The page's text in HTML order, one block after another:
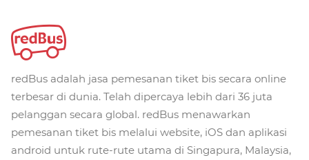
redBus adalah jasa pemesanan tiket bis secara online
terbesar di dunia. Telah dipercaya lebih dari 36 juta
pelanggan secara global. redBus menawarkan
pemesanan tiket bis melalui website, iOS dan aplikasi
android untuk rute-rute utama di Singapura, Malaysia,